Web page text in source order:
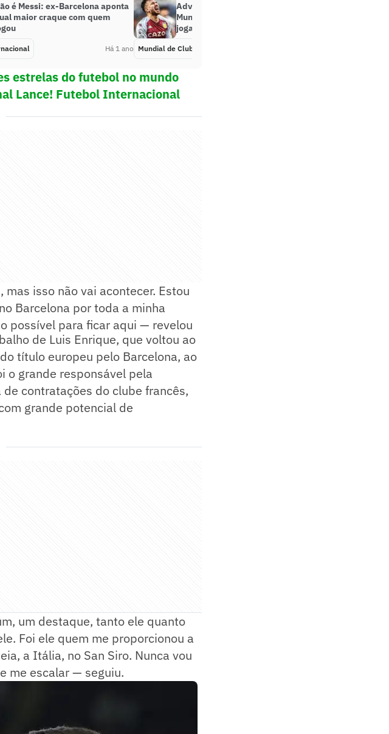
é Messi: ex-Barcelona aponta
maior craque com quem
Há 1 ano
Adversário do Palmeiras no
Mundial, Al Ahly acerta com ex-
jogador do Aston Villa
Mundial de Clubes
estrelas do futebol no mundo
Lance! Futebol Internacional
isso não vai acontecer. Estou
Barcelona por toda a minha
possível para ficar aqui — revelou
de Luis Enrique, que voltou ao
título europeu pelo Barcelona, ao
o grande responsável pela
contratações do clube francês,
grande potencial de
um destaque, tanto ele quanto
Foi ele quem me proporcionou a
a Itália, no San Siro. Nunca vou
me escalar — seguiu.